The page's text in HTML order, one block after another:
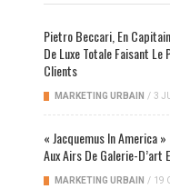
Pietro Beccari, En
De Luxe Totale Faisant
Clients
MARKETING URBAIN / 3
« Jacquemus In America
Aux Airs De Galerie-D’art
MARKETING URBAIN / 19